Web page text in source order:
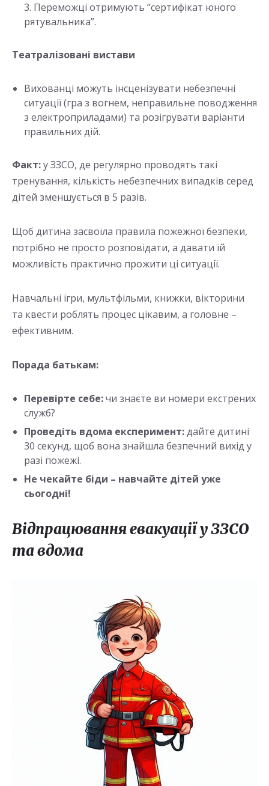
Переможці отримують “сертифікат юного
рятувальника”.
Театралізовані вистави
Вихованці можуть інсценізувати небезпечні
ситуації (гра з вогнем, неправильне поводження
з електроприладами) та розігрувати варіанти
правильних дій.
Факт:у ЗЗСО, де регулярно проводять такі
тренування, кількість небезпечних випадків серед
дітей зменшується в 5 разів.
Щоб дитина засвоїла правила пожежної безпеки,
потрібно не просто розповідати, а давати їй
можливість практично прожити ці ситуації.
Навчальні ігри, мультфільми, книжки, вікторини
та квести роблять процес цікавим, а головне –
ефективним.
Порада батькам:
Перевірте себе:чи знаєте ви номери екстрених
служб?
Проведіть вдома експеримент:дайте дитині
30 секунд, щоб вона знайшла безпечний вихід у
разі пожежі.
Не чекайте біди – навчайте дітей уже
сьогодні!
Відпрацювання евакуації у ЗЗСО
та вдома